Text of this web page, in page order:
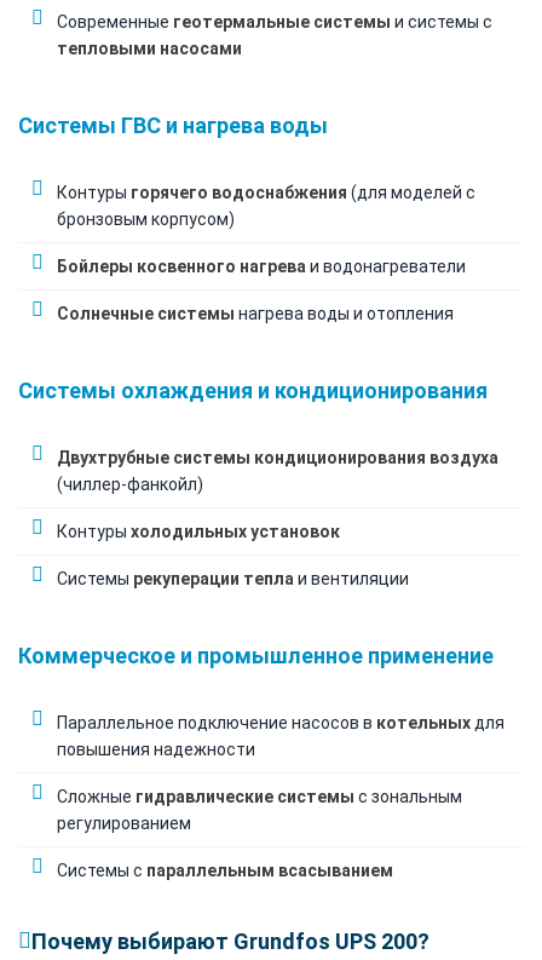
Современные геотермальные системы и системы с
тепловыми насосами
Системы ГВС и нагрева воды
Контуры горячего водоснабжения (для моделей с
бронзовым корпусом)
Бойлеры косвенного нагрева и водонагреватели
Солнечные системы нагрева воды и отопления
Системы охлаждения и кондиционирования
Двухтрубные системы кондиционирования воздуха
(чиллер-фанкойл)
Контуры холодильных установок
Системы рекуперации тепла и вентиляции
Коммерческое и промышленное применение
Параллельное подключение насосов в котельных для
повышения надежности
Сложные гидравлические системы с зональным
регулированием
Системы с параллельным всасыванием
Почему выбирают Grundfos UPS 200?